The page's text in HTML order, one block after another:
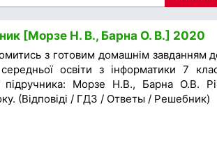
[Морзе Н. В., Барна О. В.] 2020
з готовим домашнім завданням
освіти з інформатики 7
підручника: Морзе Н.В., Барна О.В.
(Відповіді / ГДЗ / Ответы / Решебник)